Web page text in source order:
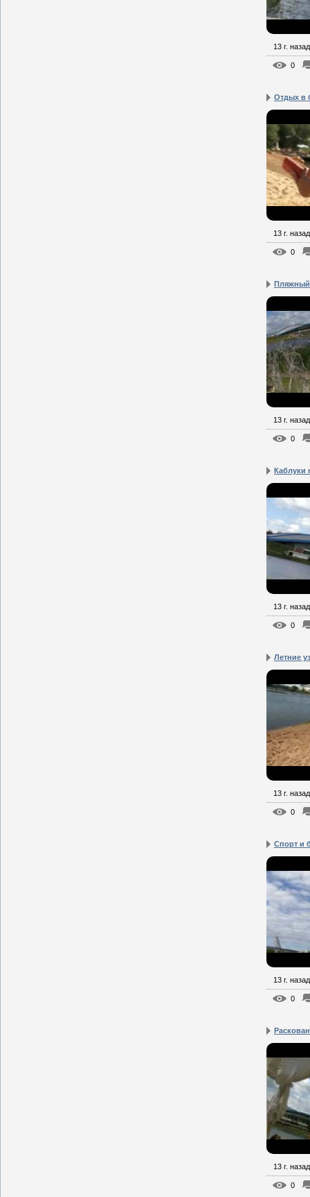
13 г. назад
0
Отдых в
13 г. назад
0
13 г. назад
0
Каблуки
13 г. назад
0
Летние
13 г. назад
0
Спорт и
13 г. назад
0
13 г. назад
0